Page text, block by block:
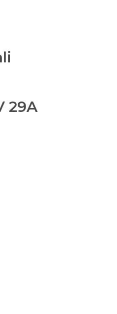
29A